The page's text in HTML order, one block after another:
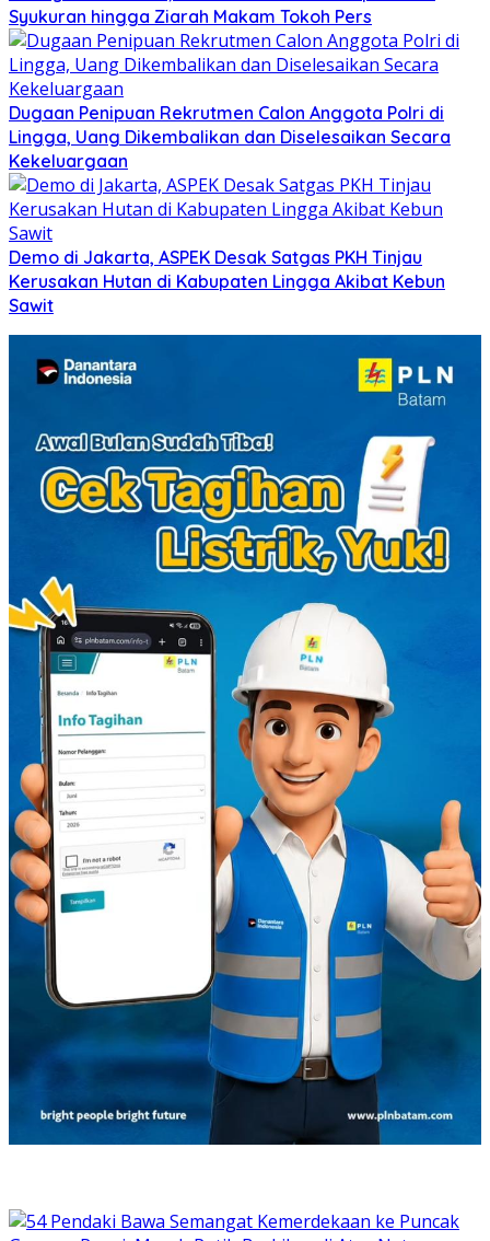
Syukuran hingga Ziarah Makam Tokoh Pers
Dugaan Penipuan Rekrutmen Calon Anggota Polri di
Lingga, Uang Dikembalikan dan Diselesaikan Secara
Kekeluargaan
Demo di Jakarta, ASPEK Desak Satgas PKH Tinjau
Kerusakan Hutan di Kabupaten Lingga Akibat Kebun
Sawit